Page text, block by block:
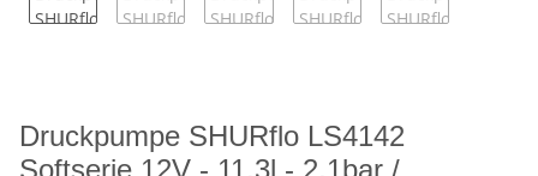
Druckpumpe SHURflo LS4142